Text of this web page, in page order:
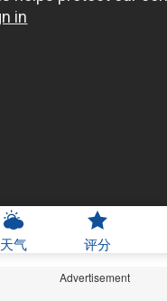
天气 评分
Advertisement